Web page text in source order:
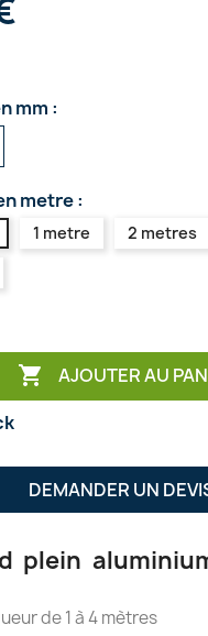
mm :
metre :
1 metre 2 metres
 AJOUTER AU
DEMANDER UN
plein
de 1 à 4 mètres